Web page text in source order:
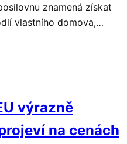
znamená získat
vlastního domova,…
výrazně
na cenách